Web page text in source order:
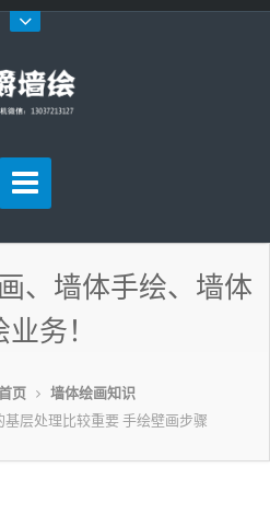
、墙体手绘、墙体
务！
页
墙体绘画知识
层处理比较重要 手绘壁画步骤